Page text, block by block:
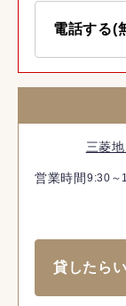
電話する(
三菱
営業時間 9:30～
貸したら